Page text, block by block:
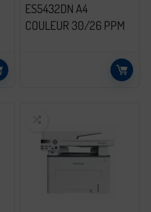
ES5432DN A4
COULEUR 30/26 PPM